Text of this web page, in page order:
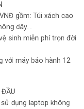
gồm: Túi xách cao
dây….
sinh miễn phí trọn đời
với máy bảo hành 12
ĐẦU
dụng laptop không